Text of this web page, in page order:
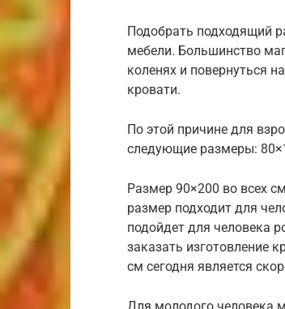
Подобрать подходящий
мебели. Большинство
коленях и повернуться
кровати.
По этой причине для
следующие размеры:
Размер 90×200 во всех
размер подходит для
подойдет для человека
заказать изготовление
см сегодня является